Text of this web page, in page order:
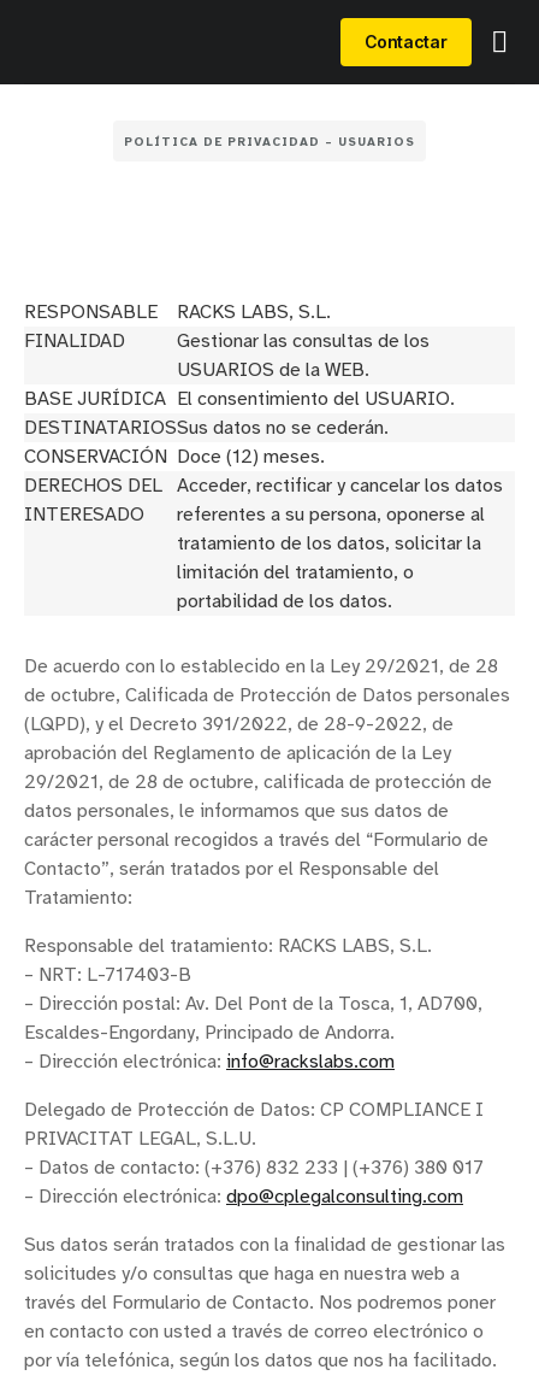
Contactar
POLÍTICA DE PRIVACIDAD – USUARIOS
RESPONSABLE
RACKS LABS, S.L.
FINALIDAD
Gestionar las consultas de los
USUARIOS de la WEB.
BASE JURÍDICA El consentimiento del USUARIO.
DESTINATARIOSSus datos no se cederán.
CONSERVACIÓN Doce (12) meses.
DERECHOS DEL
INTERESADO
Acceder, rectificar y cancelar los datos
referentes a su persona, oponerse al
tratamiento de los datos, solicitar la
limitación del tratamiento, o
portabilidad de los datos.
De acuerdo con lo establecido en la Ley 29/2021, de 28
de octubre, Calificada de Protección de Datos personales
(LQPD), y el Decreto 391/2022, de 28-9-2022, de
aprobación del Reglamento de aplicación de la Ley
29/2021, de 28 de octubre, calificada de protección de
datos personales, le informamos que sus datos de
carácter personal recogidos a través del “Formulario de
Contacto”, serán tratados por el Responsable del
Tratamiento:
Responsable del tratamiento: RACKS LABS, S.L.
– NRT: L-717403-B
– Dirección postal: Av. Del Pont de la Tosca, 1, AD700,
Escaldes-Engordany, Principado de Andorra.
– Dirección electrónica: info@rackslabs.com
Delegado de Protección de Datos: CP COMPLIANCE I
PRIVACITAT LEGAL, S.L.U.
– Datos de contacto: (+376) 832 233 | (+376) 380 017
– Dirección electrónica: dpo@cplegalconsulting.com
Sus datos serán tratados con la finalidad de gestionar las
solicitudes y/o consultas que haga en nuestra web a
través del Formulario de Contacto. Nos podremos poner
en contacto con usted a través de correo electrónico o
por vía telefónica, según los datos que nos ha facilitado.